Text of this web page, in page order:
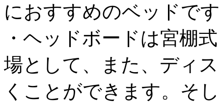
におすすめのベッドで
・ヘッドボードは宮棚
場として、また、ディ
くことができます。そ